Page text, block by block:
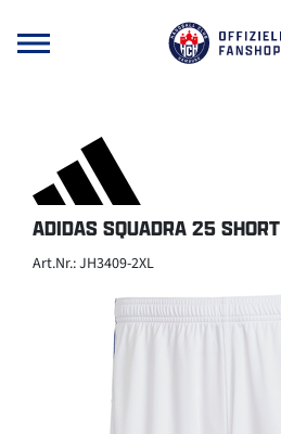
ADIDAS SQUADRA 25 SHORT
Art.Nr.: JH3409-2XL